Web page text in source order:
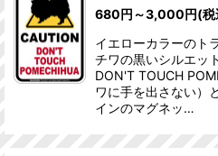
680円 ～3,000円(税
イエローカラーのト
チワの黒いシルエッ
DON'T TOUCH
ワに手を出さない）
インのマグネッ…